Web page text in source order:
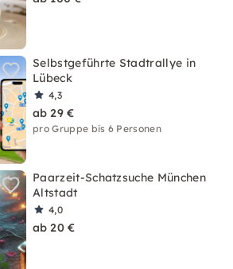
Selbstgeführte Stadtrallye in
Lübeck
4,3
ab 29 €
pro Gruppe bis 6 Personen
Paarzeit-Schatzsuche München
Altstadt
4,0
ab 20 €